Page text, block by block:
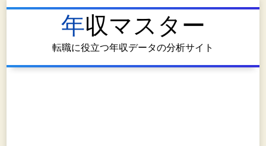
年収マスター
転職に役立つ年収データの分析サイト